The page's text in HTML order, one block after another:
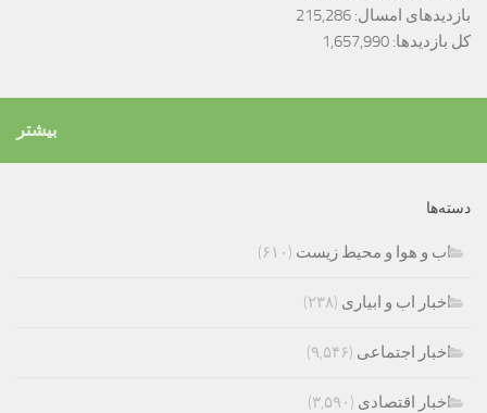
بازدیدهای امسال: 215,286
کل بازدیدها: 1,657,990
بیشتر
دسته‌ها
اب و هوا و محیط زیست (۶۱۰)
اخبار اب و ابیاری (۲۳۸)
اخبار اجتماعی (۹,۵۴۶)
اخبار اقتصادی (۳,۵۹۰)